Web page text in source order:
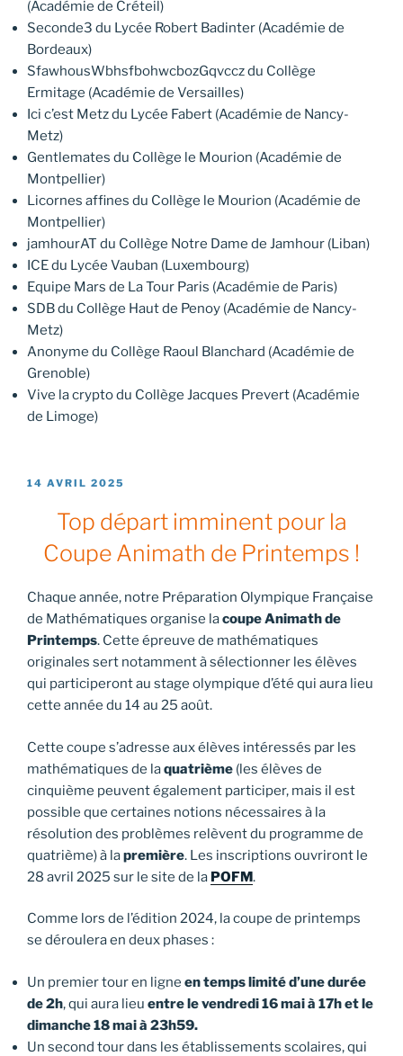
(Académie de Créteil)
Seconde3 du Lycée Robert Badinter (Académie de
Bordeaux)
SfawhousWbhsfbohwcbozGqvccz du Collège
Ermitage (Académie de Versailles)
Ici c’est Metz du Lycée Fabert (Académie de Nancy-
Metz)
Gentlemates du Collège le Mourion (Académie de
Montpellier)
Licornes affines du Collège le Mourion (Académie de
Montpellier)
jamhourAT du Collège Notre Dame de Jamhour (Liban)
ICE du Lycée Vauban (Luxembourg)
Equipe Mars de La Tour Paris (Académie de Paris)
SDB du Collège Haut de Penoy (Académie de Nancy-
Metz)
Anonyme du Collège Raoul Blanchard (Académie de
Grenoble)
Vive la crypto du Collège Jacques Prevert (Académie
de Limoge)
PUBLIÉ
14 AVRIL 2025
Top départ imminent pour la
Coupe Animath de Printemps !
Chaque année, notre Préparation Olympique Française
de Mathématiques organise lacoupe Animath de
Printemps. Cette épreuve de mathématiques
originales sert notamment à sélectionner les élèves
qui participeront au stage olympique d’été qui aura lieu
cette année du 14 au 25 août.
Cette coupe s’adresse aux élèves intéressés par les
mathématiques de laquatrième (les élèves de
cinquième peuvent également participer, mais il est
possible que certaines notions nécessaires à la
résolution des problèmes relèvent du programme de
quatrième) à lapremière. Les inscriptions ouvriront le
28 avril 2025 sur le site de la POFM.
Comme lors de l’édition 2024, la coupe de printemps
se déroulera en deux phases :
Un premier tour en ligne en temps limité d’une durée
de 2h, qui aura lieu entre le vendredi 16 mai à 17h et le
dimanche 18 mai à 23h59.
Un second tour dans les établissements scolaires, qui